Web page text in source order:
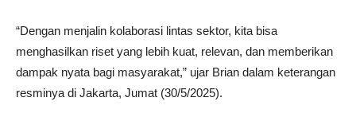
“Dengan menjalin kolaborasi lintas sektor, kita bisa
menghasilkan riset yang lebih kuat, relevan, dan memberikan
dampak nyata bagi masyarakat,” ujar Brian dalam keterangan
resminya di Jakarta, Jumat (30/5/2025).